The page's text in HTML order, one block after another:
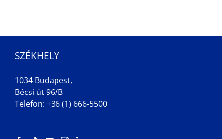
SZÉKHELY
1034 Budapest,
Bécsi út 96/B
Telefon: +36 (1) 666-5500